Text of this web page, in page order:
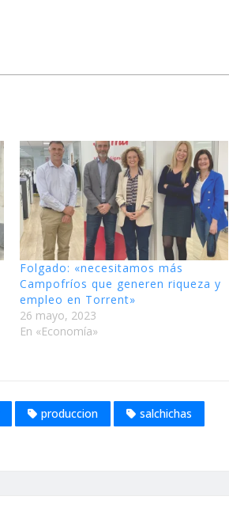
Folgado: «necesitamos más
Campofríos que generen riqueza y
empleo en Torrent»
26 mayo, 2023
En «Economía»
produccion
salchichas